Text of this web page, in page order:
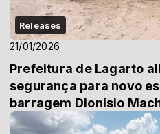
Releases
21/01/2026
Prefeitura de Lagarto
segurança para novo
barragem Dionísio